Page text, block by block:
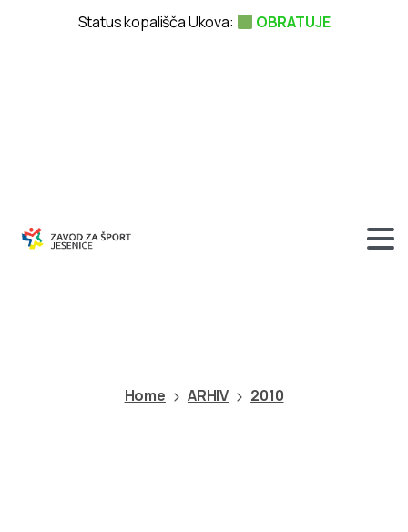
Home ARHIV 2010
Status kopališča Ukova: OBRATUJE